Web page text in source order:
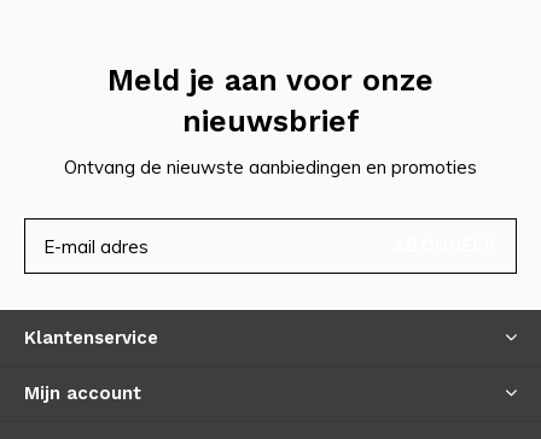
Meld je aan voor onze
nieuwsbrief
Ontvang de nieuwste aanbiedingen en promoties
Klantenservice
Mijn account